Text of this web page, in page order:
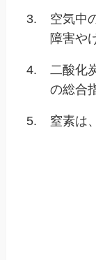
3.
空気中
障害や
4.
二酸化
の総合
5. 窒素は